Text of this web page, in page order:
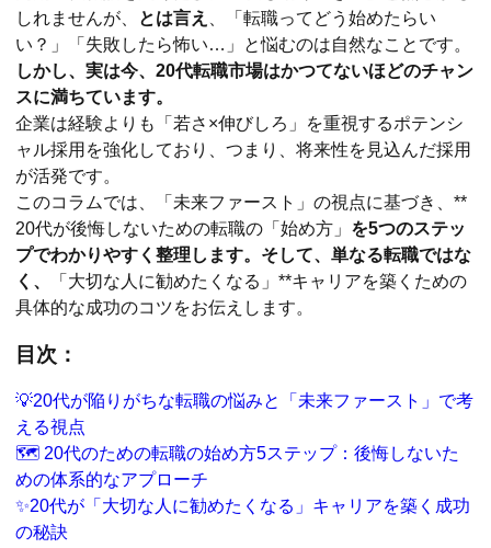
しれませんが、
とは言え
、「転職ってどう始めたらい
い？」「失敗したら怖い…」と悩むのは自然なことです。
しかし、実は今、20代転職市場はかつてないほどのチャン
スに満ちています。
企業は経験よりも「若さ×伸びしろ」を重視するポテンシ
ャル採用を強化しており、つまり、将来性を見込んだ採用
が活発です。
このコラムでは、「未来ファースト」の視点に基づき、**
20代が後悔しないための転職の「始め方」 を5つのステッ
プでわかりやすく整理します。そして、単なる転職ではな
く、
「大切な人に勧めたくなる」**キャリアを築くための
具体的な成功のコツをお伝えします。
目次：
💡20代が陥りがちな転職の悩みと「未来ファースト」で考
える視点
🗺️ 20代のための転職の始め方5ステップ：後悔しないた
めの体系的なアプローチ
✨20代が「大切な人に勧めたくなる」キャリアを築く成功
の秘訣